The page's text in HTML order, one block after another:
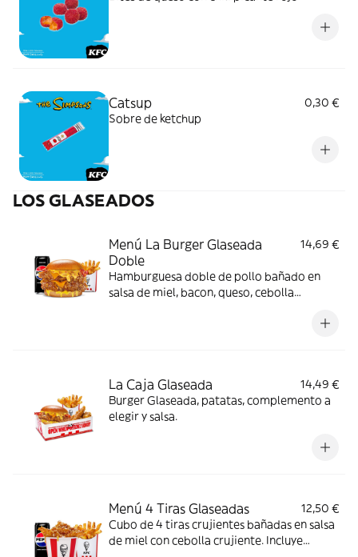
Catsup
0,30 €
Sobre de ketchup
LOS GLASEADOS
Menú La Burger Glaseada
Doble
14,69 €
Hamburguesa doble de pollo bañado en
salsa de miel, bacon, queso, cebolla
La Caja Glaseada
14,49 €
Burger Glaseada, patatas, complemento a
elegir y salsa.
Menú 4 Tiras Glaseadas
12,50 €
Cubo de 4 tiras crujientes bañadas en salsa
de miel con cebolla crujiente. Incluye